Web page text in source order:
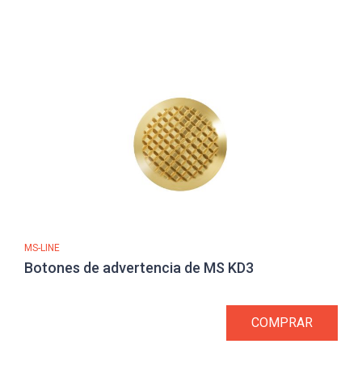
MS-LINE
Botones de advertencia de MS KD3
COMPRAR